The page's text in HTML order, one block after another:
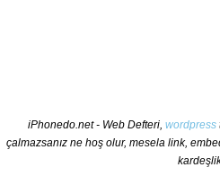
iPhonedo.net - Web Defteri, wordpress
çalmazsanız ne hoş olur, mesela link,